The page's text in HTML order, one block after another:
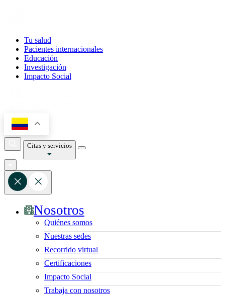
Tu salud
Pacientes internacionales
Educación
Investigación
Impacto Social
Citas y servicios
Nosotros
Quiénes somos
Nuestras sedes
Recorrido virtual
Certificaciones
Impacto Social
Trabaja con nosotros